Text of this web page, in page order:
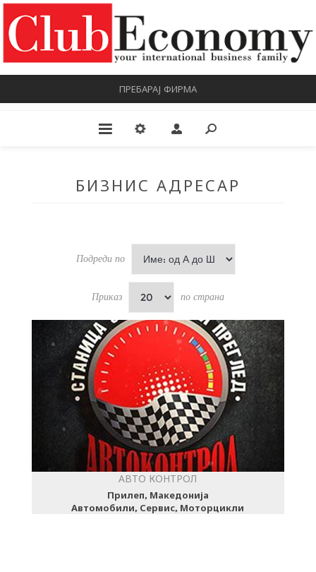
ПРЕБАРАЈ ФИРМА
БИЗНИС АДРЕСАР
Подреди по
Приказ по страна
АВТО КОНТРОЛ
Прилеп, Македонија
Автомобили, Сервис, Моторцикли